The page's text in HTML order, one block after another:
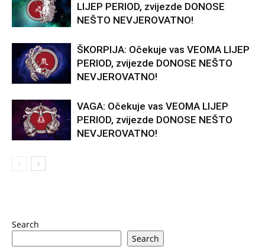
LIJEP PERIOD, zvijezde DONOSE
NEŠTO NEVJEROVATNO!
ŠKORPIJA: Očekuje vas VEOMA LIJEP
PERIOD, zvijezde DONOSE NEŠTO
NEVJEROVATNO!
VAGA: Očekuje vas VEOMA LIJEP
PERIOD, zvijezde DONOSE NEŠTO
NEVJEROVATNO!
Search
Search